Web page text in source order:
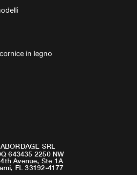
in legno
ABORDAGE SRL
643435 2250 NW
Avenue, Ste 1A
FL 33192-4177